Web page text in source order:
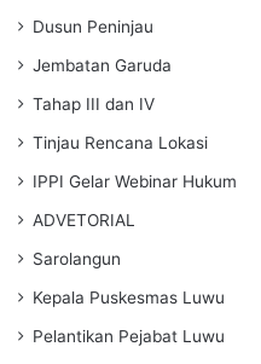
Dusun Peninjau
Jembatan Garuda
Tahap III dan IV
Tinjau Rencana Lokasi
IPPI Gelar Webinar Hukum
ADVETORIAL
Sarolangun
Kepala Puskesmas Luwu
Pelantikan Pejabat Luwu